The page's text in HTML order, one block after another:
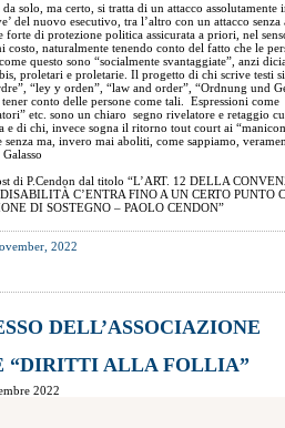
solo, ma certo, si tratta di un attacco assolutamente
del nuovo esecutivo, tra l’altro con un attacco senza
forte di protezione politica assicurata a priori, nel
costo, naturalmente tenendo conto del fatto che le
questo sono “socialmente svantaggiate”, anzi
proletari e proletarie. Il progetto di chi scrive testi
“ley y orden”, “law and order”, “Ordnung und
conto delle persone come tali. Espressioni come
etc. sono un chiaro segno rivelatore e retaggio
e di chi, invece sogna il ritorno tout court ai
senza ma, invero mai aboliti, come sappiamo,
di P.Cendon dal titolo “L’ART. 12 DELLA
C’ENTRA FINO A UN CERTO PUNTO
DI SOSTEGNO – PAOLO CENDON”
2022
DELL’ASSOCIAZIONE
“DIRITTI ALLA FOLLIA”
2022